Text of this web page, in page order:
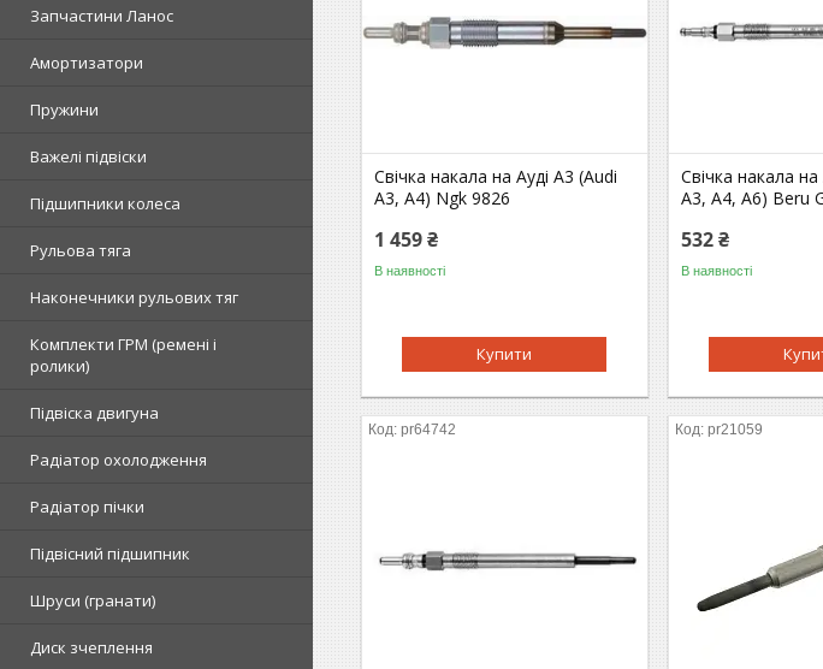
Запчастини Ланос
Амортизатори
Пружини
Важелі підвіски
Підшипники колеса
Рульова тяга
Наконечники рульових тяг
Комплекти ГРМ (ремені і
ролики)
Підвіска двигуна
Радіатор охолодження
Радіатор пічки
Підвісний підшипник
Шруси (гранати)
Диск зчеплення
Свічка накала на Ауді A3 (Audi
A3, A4) Ngk 9826
1 459 ₴
В наявності
Купити
Свічка накала на
A3, A4, A6) Beru
532 ₴
В наявності
pr64742 pr21059